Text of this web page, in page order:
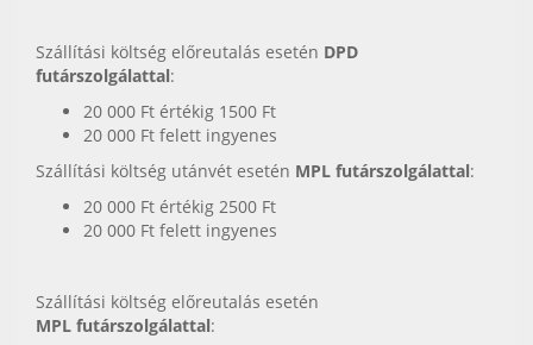
Szállítási költség előreutalás esetén DPD
futárszolgálattal:
20 000 Ft értékig 1500 Ft
20 000 Ft felett ingyenes
Szállítási költség utánvét esetén MPL futárszolgálattal:
20 000 Ft értékig 2500 Ft
20 000 Ft felett ingyenes
Szállítási költség előreutalás esetén
MPL futárszolgálattal: